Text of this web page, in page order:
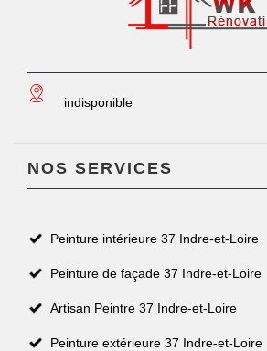
indisponible
NOS SERVICES
Peinture intérieure 37 Indre-et-Loire
Peinture de façade 37 Indre-et-Loire
Artisan Peintre 37 Indre-et-Loire
Peinture extérieure 37 Indre-et-Loire